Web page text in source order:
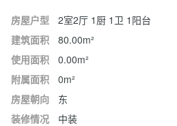
房屋户型
2室2厅 1厨 1卫 1阳台
建筑面积
80.00m²
使用面积
0.00m²
附属面积
0m²
房屋朝向
东
装修情况
中装